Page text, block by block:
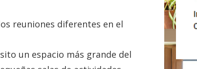
reuniones diferentes en el
un espacio más grande del